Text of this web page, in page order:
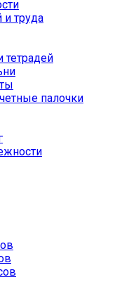
и труда
тетрадей
палочки